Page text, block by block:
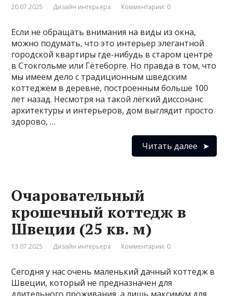
20.07.2025 Дизайн интерьера Комментарии: 0
Если не обращать внимания на виды из окна,
можно подумать, что это интерьер элегантной
городской квартиры где-нибудь в старом центре
в Стокгольме или Гётеборге. Но правда в том, что
мы имеем дело с традиционным шведским
коттеджем в деревне, построенным больше 100
лет назад. Несмотря на такой лёгкий диссонанс
архитектуры и интерьеров, дом выглядит просто
здорово, …
Читать далее
Очаровательный
крошечный коттедж в
Швеции (25 кв. м)
13.07.2025 Дизайн интерьера Комментарии: 0
Сегодня у нас очень маленький дачный коттедж в
Швеции, который не предназначен для